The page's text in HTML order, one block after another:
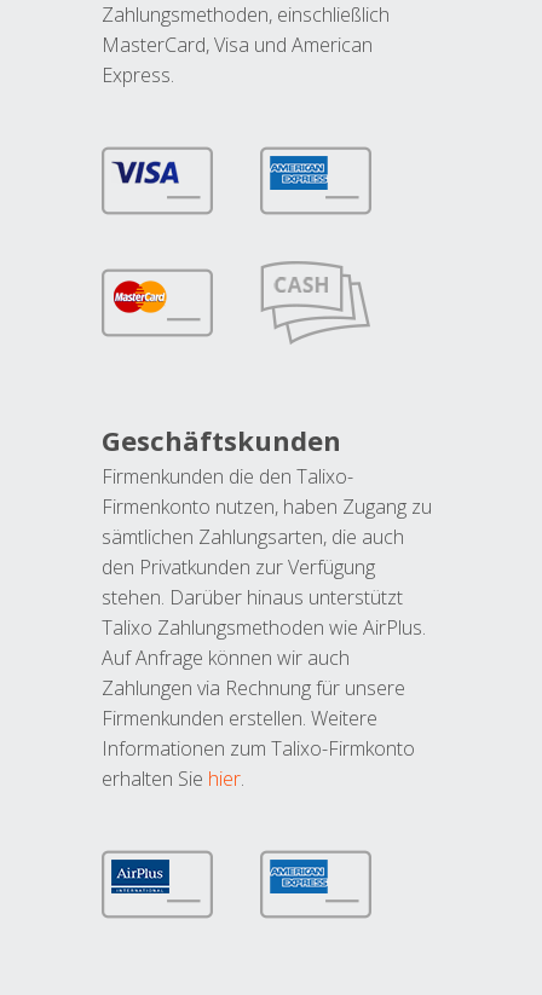
Zahlungsmethoden, einschließlich
MasterCard, Visa und American
Express.
Geschäftskunden
Firmenkunden die den Talixo-
Firmenkonto nutzen, haben Zugang zu
sämtlichen Zahlungsarten, die auch
den Privatkunden zur Verfügung
stehen. Darüber hinaus unterstützt
Talixo Zahlungsmethoden wie AirPlus.
Auf Anfrage können wir auch
Zahlungen via Rechnung für unsere
Firmenkunden erstellen. Weitere
Informationen zum Talixo-Firmkonto
erhalten Sie hier.